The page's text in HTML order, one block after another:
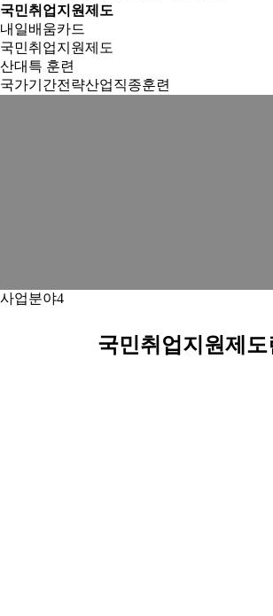
국민취업지원제도
내일배움카드
국민취업지원제도
산대특 훈련
국가기간전략산업직종훈련
사업분야4
국민취업지원제도